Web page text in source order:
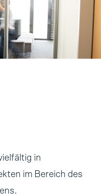
in
im Bereich des